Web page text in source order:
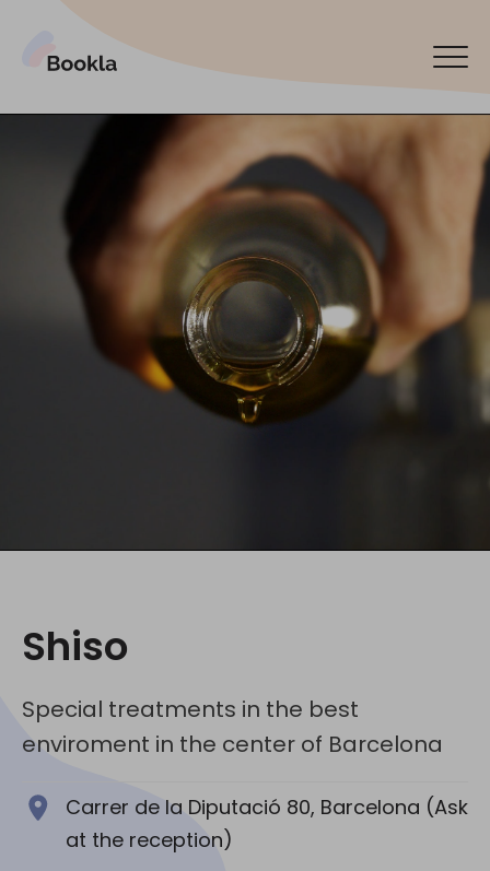
Shiso
Special treatments in the best
enviroment in the center of Barcelona
Carrer de la Diputació 80, Barcelona (Ask
at the reception)
Pieslēgt manu uzņēmumu
Rezervēt tagad
English
Español